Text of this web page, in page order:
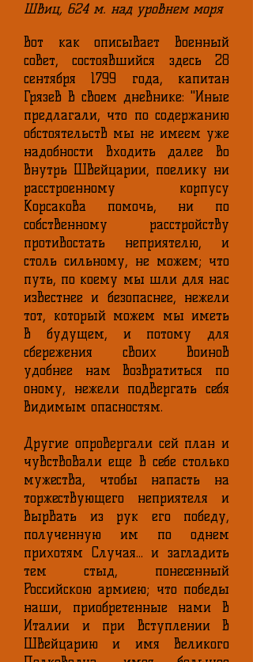
Швиц, 624 м. над уровнем моря
Вот как описывает военный
совет, состоявшийся здесь 28
сентября 1799 года, капитан
Грязев в своем дневнике: "Иные
предлагали, что по содержанию
обстоятельств мы не имеем уже
надобности входить далее во
внутрь Швейцарии, поелику ни
расстроенному корпусу
Корсакова помочь, ни по
собственному расстройству
противостать неприятелю, и
столь сильному, не можем; что
путь, по коему мы шли для нас
известнее и безопаснее, нежели
тот, который можем мы иметь
в будущем, и потому для
сбережения своих воинов
удобнее нам возвратиться по
оному, нежели подвергать себя
видимым опасностям.
Другие опровергали сей план и
чувствовали еще в себе столько
мужества, чтобы напасть на
торжествующего неприятеля и
вырвать из рук его победу,
полученную им по однем
прихотям Случая... и загладить
тем стыд, понесенный
Российскою армиею; что победы
наши, приобретенные нами в
Италии и при вступлении в
Швейцарию и имя великого